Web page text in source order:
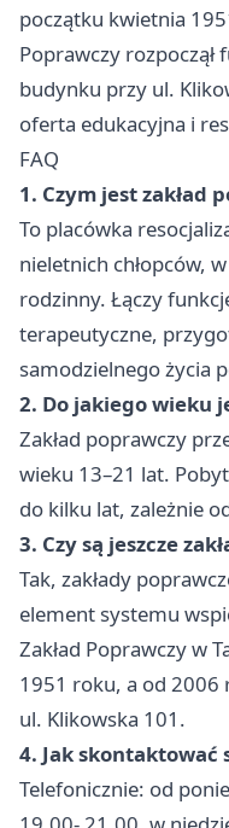
początku kwietnia
Poprawczy
budynku przy ul.
oferta edukacyjna i
FAQ
1. Czym jest zakład
To placówka
nieletnich chłopców,
rodzinny. Łączy
terapeutyczne,
samodzielnego życia
2. Do jakiego wieku
Zakład poprawczy
wieku 13–21 lat.
do kilku lat, zależnie
3. Czy są jeszcze
Tak, zakłady
element systemu
Zakład Poprawczy w
1951 roku, a od 2006
ul. Klikowska 101.
4. Jak skontaktować
Telefonicznie: od